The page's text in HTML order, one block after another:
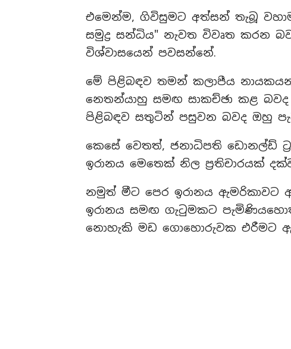
එමෙන්ම, ගිවිසුමට අත්සන් තැබූ
සමුද්‍ර සන්ධිය" නැවත විවෘත කරන
විශ්වාසයෙන් පවසන්නේ.
මේ පිළිබඳව තමන් කලාපීය
නෙතන්යාහු සමඟ සාකච්ඡා කළ
පිළිබඳව සතුටින් පසුවන බවද ඔහු
​කෙසේ වෙතත්, ජනාධිපති ඩොනල්ඩ්
ඉරානය මෙතෙක් නිල ප්‍රතිචාරයක්
නමුත් මීට පෙර ඉරානය ඇමරිකාවට
ඉරානය සමඟ ගැටුමකට
නොහැකි මඩ ගොහොරුවක එරීමට